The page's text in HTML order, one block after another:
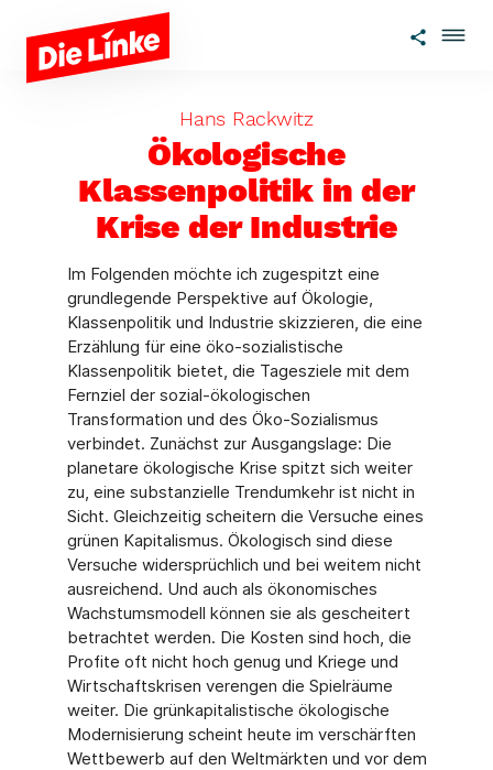
Zum Hauptinhalt springen
Hans Rackwitz
Ökologische
Klassenpolitik in der
Krise der Industrie
Im Folgenden möchte ich zugespitzt eine
grundlegende Perspektive auf Ökologie,
Klassenpolitik und Industrie skizzieren, die eine
Erzählung für eine öko-sozialistische
Klassenpolitik bietet, die Tagesziele mit dem
Fernziel der sozial-ökologischen
Transformation und des Öko-Sozialismus
verbindet. Zunächst zur Ausgangslage: Die
planetare ökologische Krise spitzt sich weiter
zu, eine substanzielle Trendumkehr ist nicht in
Sicht. Gleichzeitig scheitern die Versuche eines
grünen Kapitalismus. Ökologisch sind diese
Versuche widersprüchlich und bei weitem nicht
ausreichend. Und auch als ökonomisches
Wachstumsmodell können sie als gescheitert
betrachtet werden. Die Kosten sind hoch, die
Profite oft nicht hoch genug und Kriege und
Wirtschaftskrisen verengen die Spielräume
weiter. Die grünkapitalistische ökologische
Modernisierung scheint heute im verschärften
Wettbewerb auf den Weltmärkten und vor dem